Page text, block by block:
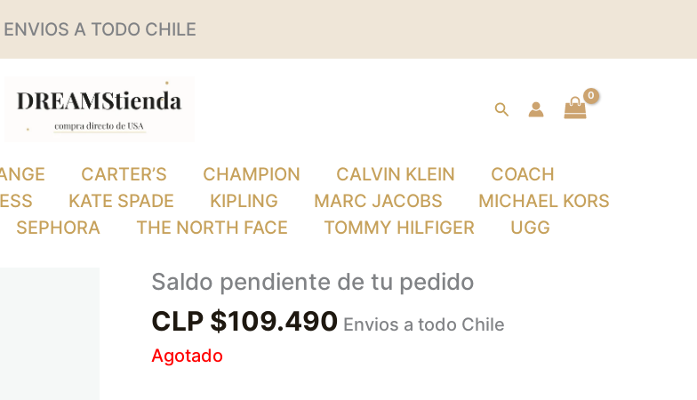
ENVIOS A TODO CHILE
Buscar
CARTER’S CHAMPION CALVIN KLEIN
COACH
KATE SPADE KIPLING MARC JACOBS
MICHAEL KORS
SEPHORA THE NORTH FACE TOMMY HILFIGER
UGG
Saldo pendiente de tu pedido
CLP $109.490 Envios a todo Chile
Agotado